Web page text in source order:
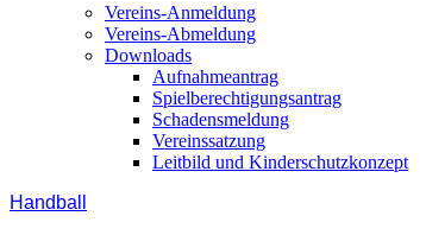
Vereins-Anmeldung
Vereins-Abmeldung
Downloads
Aufnahmeantrag
Spielberechtigungsantrag
Schadensmeldung
Vereinssatzung
Leitbild und Kinderschutzkonzept
Handball